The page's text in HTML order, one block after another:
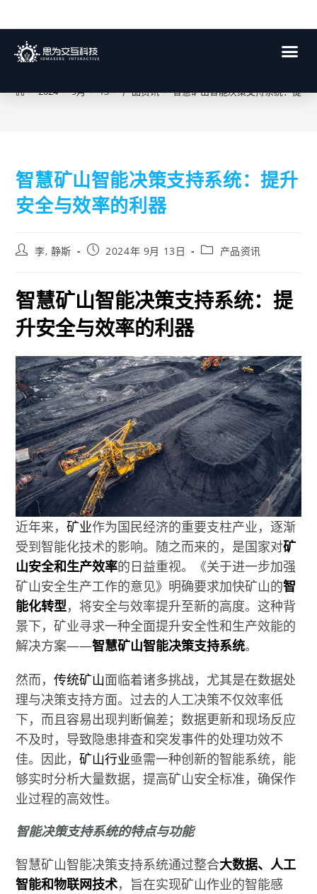
博客
> 2024 > 9月 > 13 > 产品资讯 > 智慧矿山智能决策支持系统：提升
智慧矿山智能决策支持系统：提升
安全与效率的利器
李, 静斯 2024年 9月 13日 产品资讯
智慧矿山智能决策支持系统：提
升安全与效率的利器
近年来，矿业作为国民经济的重要支柱产业，逐渐
受到智能化技术的影响。随之而来的，是国家对矿
山安全和生产效率的日益重视。《关于进一步加强
矿山安全生产工作的意见》明确要求加快矿山的智
能化转型，将安全与效率提升至新的高度。这种背
景下，矿业寻求一种全面提升安全性和生产效能的
解决方案——智慧矿山智能决策支持系统。
然而，传统矿山面临着诸多挑战，尤其是在数据处
理与决策支持方面。过去的人工决策不仅效率低
下，而且容易出现判断偏差；数据更新和现场反应
不及时，导致隐患排查和突发事件的处理功效不
佳。因此，矿山行业亟需一种创新的智能系统，能
够实时分析大量数据，提高矿山安全标准，确保作
业过程的高效性。
智能决策支持系统的特点与功能
智慧矿山智能决策支持系统通过整合大数据、人工
智能和物联网技术，旨在实现矿山作业的智能感